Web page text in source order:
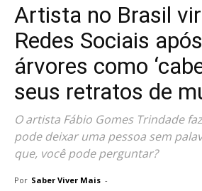
Artista no Brasil
Redes Sociais
árvores como
seus retratos de
O artista Fábio Gomes Trindade
pode deixar uma pessoa sem
que, você pode perguntar?
Por Saber Viver Mais -